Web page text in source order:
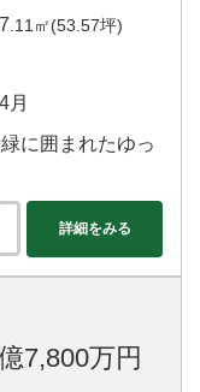
.11㎡(53.57坪)
月
に囲まれたゆっ
詳細をみる
7,800万円